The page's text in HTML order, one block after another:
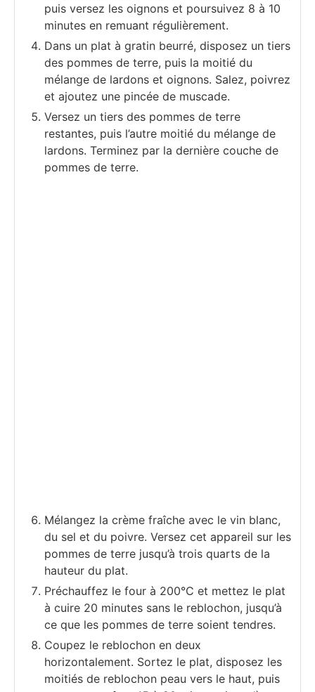
puis versez les oignons et poursuivez 8 à 10
minutes en remuant régulièrement.
Dans un plat à gratin beurré, disposez un tiers
des pommes de terre, puis la moitié du
mélange de lardons et oignons. Salez, poivrez
et ajoutez une pincée de muscade.
Versez un tiers des pommes de terre
restantes, puis l’autre moitié du mélange de
lardons. Terminez par la dernière couche de
pommes de terre.
Mélangez la crème fraîche avec le vin blanc,
du sel et du poivre. Versez cet appareil sur les
pommes de terre jusqu’à trois quarts de la
hauteur du plat.
Préchauffez le four à 200°C et mettez le plat
à cuire 20 minutes sans le reblochon, jusqu’à
ce que les pommes de terre soient tendres.
Coupez le reblochon en deux
horizontalement. Sortez le plat, disposez les
moitiés de reblochon peau vers le haut, puis